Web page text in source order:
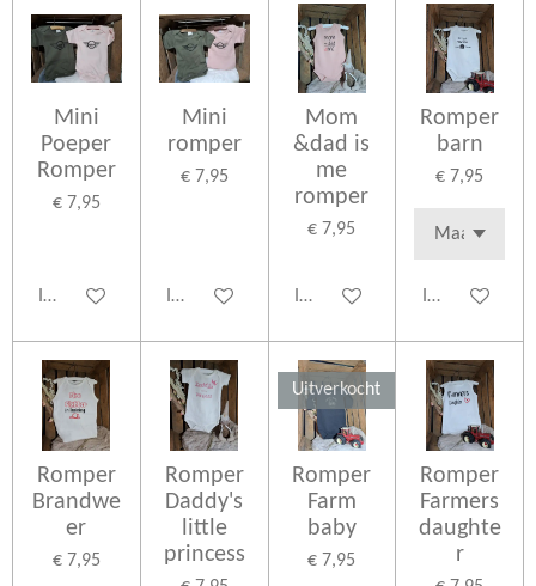
Mini
Poeper
Romper
€ 7,95
In winkelwagen
Mini
romper
€ 7,95
In winkelwagen
Mom
&dad is
me
romper
€ 7,95
In winkelwagen
Romper
barn
€ 7,95
In
Romper
Brandwe
er
€ 7,95
Romper
Daddy's
little
princess
Uitverkocht
Romper
Farm
baby
€ 7,95
Romper
Farmers
daughte
r